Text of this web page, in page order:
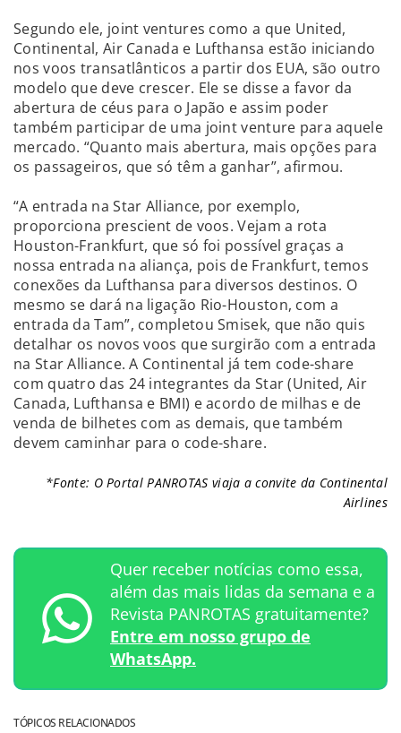
Segundo ele, joint ventures como a que United,
Continental, Air Canada e Lufthansa estão iniciando
nos voos transatlânticos a partir dos EUA, são outro
modelo que deve crescer. Ele se disse a favor da
abertura de céus para o Japão e assim poder
também participar de uma joint venture para aquele
mercado. “Quanto mais abertura, mais opções para
os passageiros, que só têm a ganhar”, afirmou.
“A entrada na Star Alliance, por exemplo,
proporciona prescient de voos. Vejam a rota
Houston-Frankfurt, que só foi possível graças a
nossa entrada na aliança, pois de Frankfurt, temos
conexões da Lufthansa para diversos destinos. O
mesmo se dará na ligação Rio-Houston, com a
entrada da Tam”, completou Smisek, que não quis
detalhar os novos voos que surgirão com a entrada
na Star Alliance. A Continental já tem code-share
com quatro das 24 integrantes da Star (United, Air
Canada, Lufthansa e BMI) e acordo de milhas e de
venda de bilhetes com as demais, que também
devem caminhar para o code-share.
*Fonte: O Portal PANROTAS viaja a convite da Continental
Airlines
Quer receber notícias como essa,
além das mais lidas da semana e a
Revista PANROTAS gratuitamente?
Entre em nosso grupo de
WhatsApp.
TÓPICOS RELACIONADOS